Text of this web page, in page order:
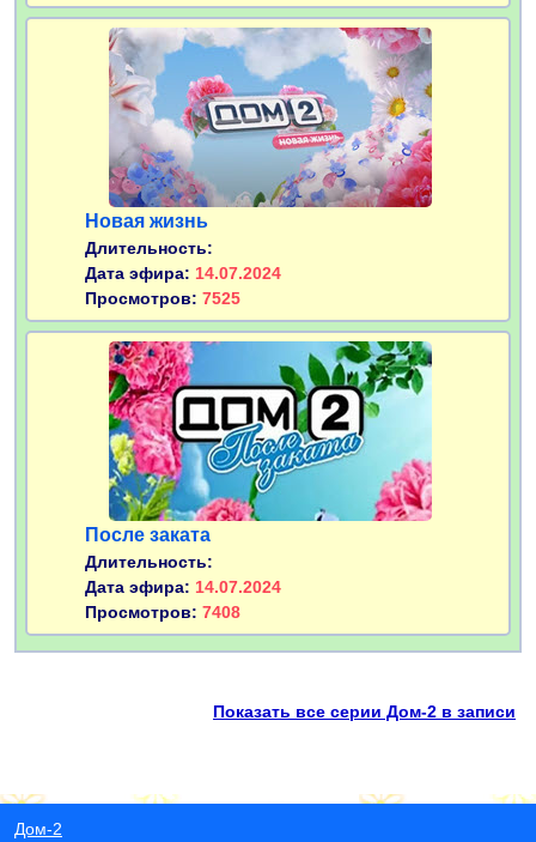
Новая жизнь
Длительность:
Дата эфира: 14.07.2024
Просмотров: 7525
После заката
Длительность:
Дата эфира: 14.07.2024
Просмотров: 7408
Показать все серии Дом-2 в записи
Дом-2